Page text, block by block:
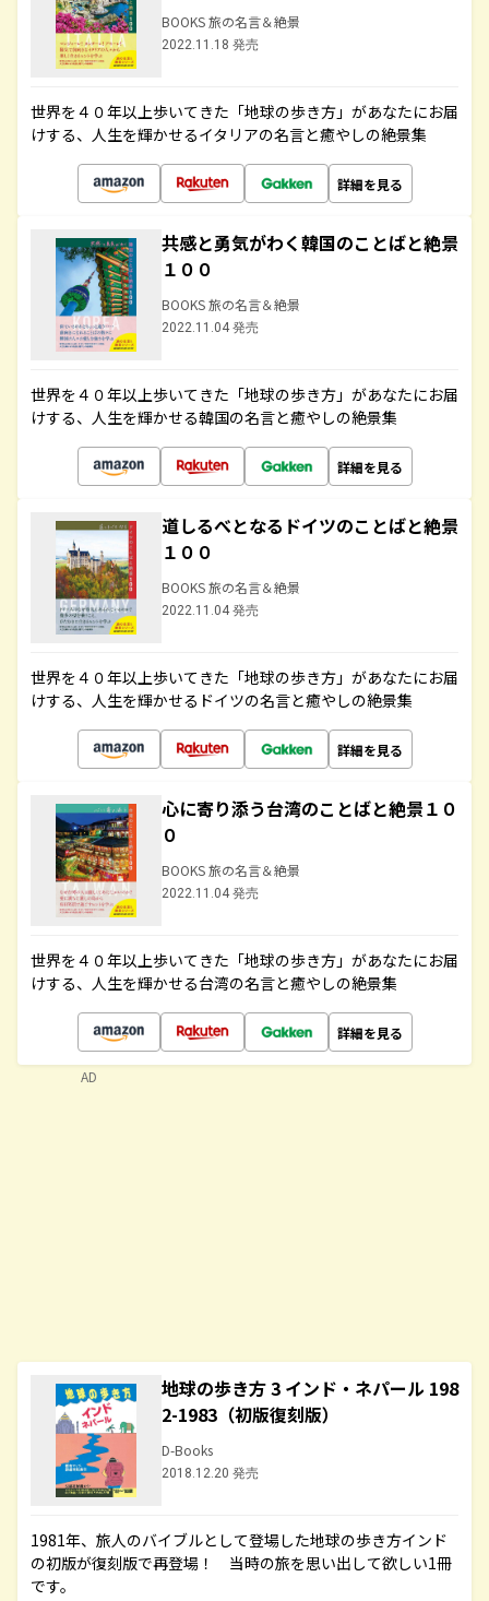
BOOKS 旅の名言＆絶景
2022.11.18 発売
世界を４０年以上歩いてきた「地球の歩き方」があなたにお届
けする、人生を輝かせるイタリアの名言と癒やしの絶景集
詳細を見る
共感と勇気がわく韓国のことばと絶景
１００
BOOKS 旅の名言＆絶景
2022.11.04 発売
世界を４０年以上歩いてきた「地球の歩き方」があなたにお届
けする、人生を輝かせる韓国の名言と癒やしの絶景集
詳細を見る
道しるべとなるドイツのことばと絶景
１００
BOOKS 旅の名言＆絶景
2022.11.04 発売
世界を４０年以上歩いてきた「地球の歩き方」があなたにお届
けする、人生を輝かせるドイツの名言と癒やしの絶景集
詳細を見る
心に寄り添う台湾のことばと絶景１０
０
BOOKS 旅の名言＆絶景
2022.11.04 発売
世界を４０年以上歩いてきた「地球の歩き方」があなたにお届
けする、人生を輝かせる台湾の名言と癒やしの絶景集
詳細を見る
地球の歩き方 3 インド・ネパール 198
2-1983（初版復刻版）
D-Books
2018.12.20 発売
1981年、旅人のバイブルとして登場した地球の歩き方インド
の初版が復刻版で再登場！ 当時の旅を思い出して欲しい1冊
です。
AD